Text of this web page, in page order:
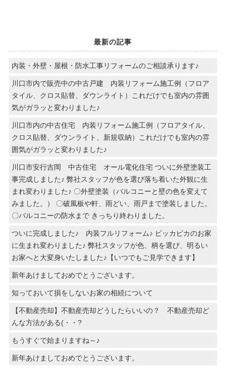
最新の記事
内装・外壁・屋根・防水工事リフォームのご相談承ります♪
川口市内で販売中の中古戸建 内装リフォーム施工例（フロア
タイル、クロス貼替、ダウンライト）これだけでも室内の雰囲
気がガラッと変わりました♪
川口市内の中古住宅 内装リフォーム施工例（フロアタイル、
クロス貼替、ダウンライト、新規収納）これだけでも室内の雰
囲気がガラッと変わりました♪
川口市安行吉岡 中古住宅 オール電化住宅 ついに外壁塗装工
事完成しました♪ 弊社スタッフが色を選び落ち着いた外観に生
まれ変わりました♪ 〇外壁塗装（バルコニーと壁の色を変えて
みました。） 〇破風板や軒、雨どい、雨戸まで塗装しました。
〇バルコニーの防水まで きっちり終わりました。
ついに完成しました♪ 内装フルリフォーム♪ ピッカピカのお家
に生まれ変わりました♪ 弊社スタッフが色、柄を選び、明るい
お家へと大変身いたしました♪【いつでもご見学できます】
新年あけましておめでとうございます。
知っておいて損をしないお家の相続について
【不動産売却】不動産売却どうしたらいいの？ 不動産売却ど
んな方法がある(・・?
もうすぐで始まりますね～♪
新年あけましておめでとうございます。